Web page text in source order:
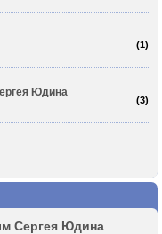
(1)
(3)
Юдина
Сергея Юдина